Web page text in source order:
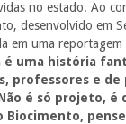
no estado. Ao
desenvolvido em
em uma reportagem
é uma história
professores e
é só projeto, é
Biocimento,